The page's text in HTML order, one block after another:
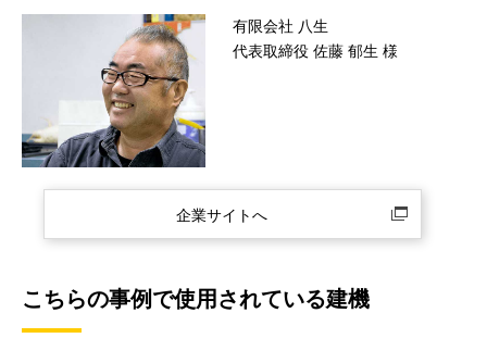
有限会社 八生
代表取締役 佐藤 郁生 様
企業サイトへ
こちらの事例で使用されている建機